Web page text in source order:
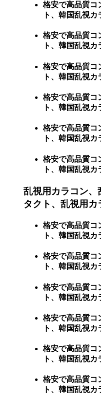
格安で高品質コ
ト、韓国乱視
格安で高品質コ
ト、韓国乱視
格安で高品質コ
ト、韓国乱視
格安で高品質コ
ト、韓国乱視
格安で高品質コ
ト、韓国乱視
格安で高品質コ
ト、韓国乱視
乱視用カラコン、
タクト、乱視用
格安で高品質コ
ト、韓国乱視
格安で高品質コ
ト、韓国乱視
格安で高品質コ
ト、韓国乱視
格安で高品質コ
ト、韓国乱視
格安で高品質コ
ト、韓国乱視
格安で高品質コ
ト、韓国乱視